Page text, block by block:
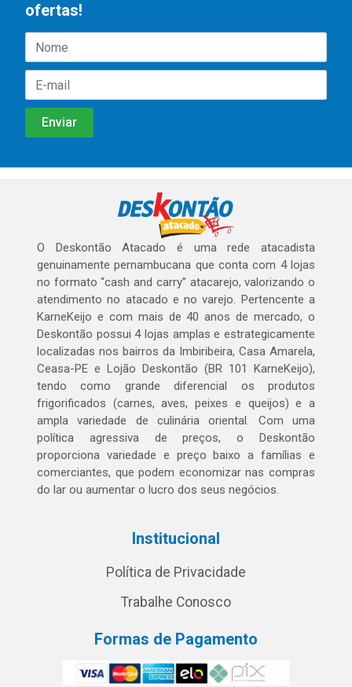
ofertas!
O Deskontão Atacado é uma rede atacadista
genuinamente pernambucana que conta com 4 lojas
no formato “cash and carry” atacarejo, valorizando o
atendimento no atacado e no varejo. Pertencente a
KarneKeijo e com mais de 40 anos de mercado, o
Deskontão possui 4 lojas amplas e estrategicamente
localizadas nos bairros da Imbiribeira, Casa Amarela,
Ceasa-PE e Lojão Deskontão (BR 101 KarneKeijo),
tendo como grande diferencial os produtos
frigorificados (carnes, aves, peixes e queijos) e a
ampla variedade de culinária oriental. Com uma
política agressiva de preços, o Deskontão
proporciona variedade e preço baixo a famílias e
comerciantes, que podem economizar nas compras
do lar ou aumentar o lucro dos seus negócios.
Institucional
Política de Privacidade
Trabalhe Conosco
Formas de Pagamento